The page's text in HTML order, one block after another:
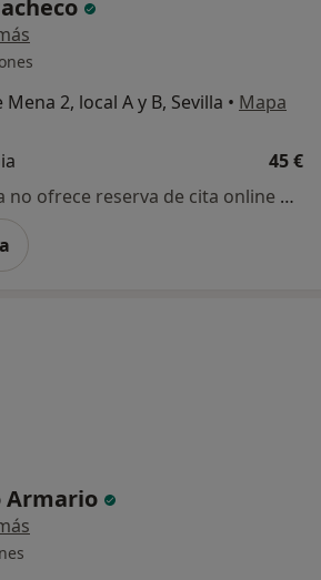
Mena 2, local A y B, Sevilla • Mapa
45 €
Este especialista no ofrece reserva de cita online en esta dirección.
Armario